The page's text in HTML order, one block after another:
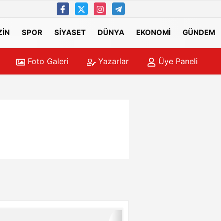
SPOR SİYASET DÜNYA EKONOMİ GÜNDEM
Hayatını Kaybetti 09:38
Foto Galeri Yazarlar Üye Paneli